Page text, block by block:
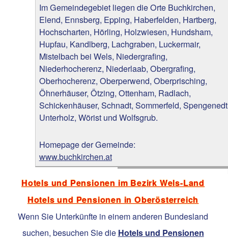
Im Gemeindegebiet liegen die Orte Buchkirchen,
Elend, Ennsberg, Epping, Haberfelden, Hartberg,
Hochscharten, Hörling, Holzwiesen, Hundsham,
Hupfau, Kandlberg, Lachgraben, Luckermair,
Mistelbach bei Wels, Niedergrafing,
Niederhocherenz, Niederlaab, Obergrafing,
Oberhocherenz, Oberperwend, Oberprisching,
Öhnerhäuser, Ötzing, Ottenham, Radlach,
Schickenhäuser, Schnadt, Sommerfeld,
Unterholz, Wörist und Wolfsgrub.
Homepage der Gemeinde:
www.buchkirchen.at
Hotels und Pensionen im Bezirk Wels-Land
Hotels und Pensionen in Oberösterreich
Wenn Sie Unterkünfte in einem anderen Bundesland
suchen, besuchen Sie die Hotels und Pensionen